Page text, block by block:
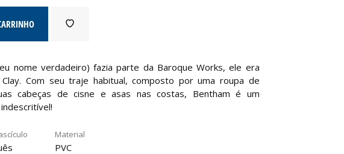
nome verdadeiro) fazia parte da Baroque Works, ele era
Com seu traje habitual, composto por uma roupa de
cabeças de cisne e asas nas costas, Bentham é um
Material
PVC